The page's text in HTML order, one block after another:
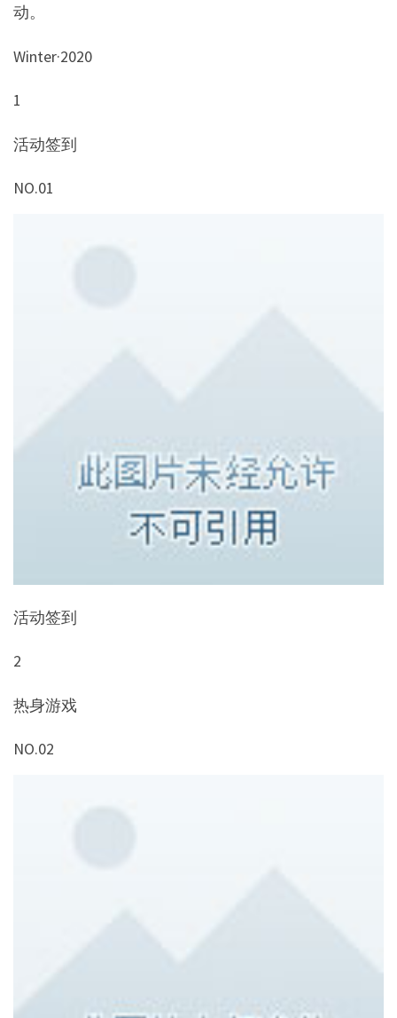
动。
Winter·2020
1
活动签到
NO.01
活动签到
2
热身游戏
NO.02